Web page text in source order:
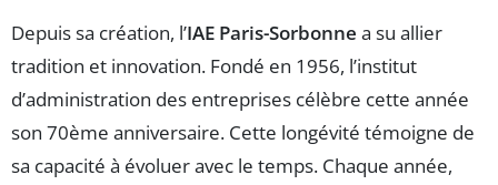
Depuis sa création, l’IAE Paris-Sorbonne a su allier
tradition et innovation. Fondé en 1956, l’institut
d’administration des entreprises célèbre cette année
son 70ème anniversaire. Cette longévité témoigne de
sa capacité à évoluer avec le temps. Chaque année,